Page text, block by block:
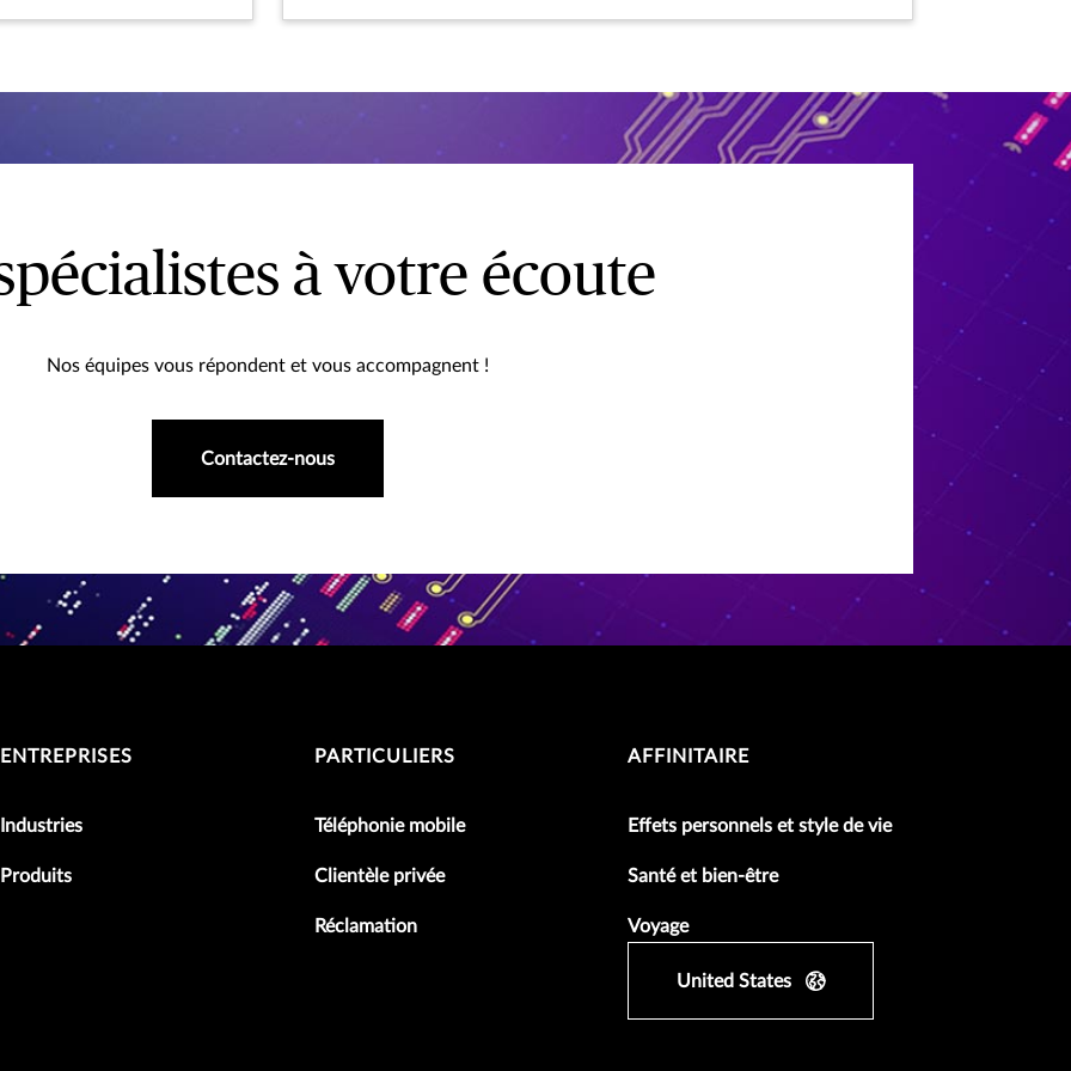
à votre écoute
Nos équipes vous répondent et vous accompagnent !
Contactez-nous
ENTREPRISES
Industries
Produits
PARTICULIERS
Téléphonie mobile
Clientèle privée
Réclamation
AFFINITAIRE
Effets personnels et style de vie
Santé et bien-être
Voyage
United States